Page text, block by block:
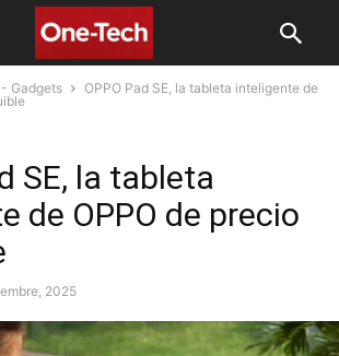
Gadgets
OPPO Pad SE, la tableta inteligente de
SE, la tableta
de OPPO de precio
2025